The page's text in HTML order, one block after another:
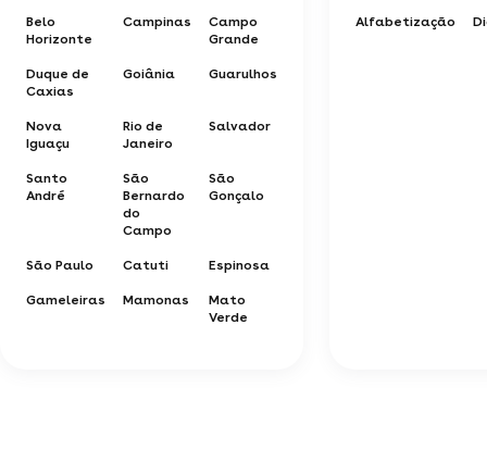
Belo
Horizonte
Campinas
Campo
Grande
Duque de
Caxias
Goiânia Guarulhos
Nova
Iguaçu
Rio de
Janeiro
Salvador
Santo
André
São
Bernardo
do
Campo
São
Gonçalo
São Paulo Catuti Espinosa
Gameleiras Mamonas
Mato
Verde
Alfabetização